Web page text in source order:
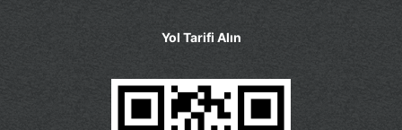
Yol Tarifi Alın